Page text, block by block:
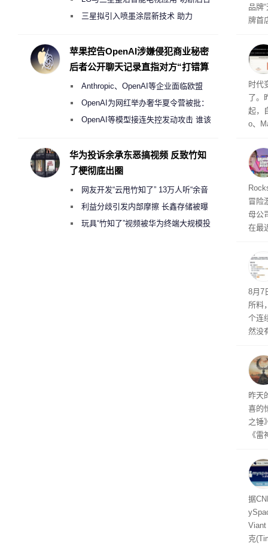
品牌
牌首
者
与西
时代
了。
起，
o、
和
命令
起
防御
气将
发效
期
冒险
母公
在最
ss
悄
8月7
所料
个连
然没
有
着——
线
昨天
喜的
之锤
《
ox
出震
据
Viant
克
偷偷共享带宽的违规行为
三星拟引入喷墨涂层新技术 助力
度
苹果控告OpenAI涉嫌侵犯商业秘密
后者公开聊天记录直指对方“打错算
Anthropic、OpenAI等企业面临欧盟
《人工智能法案》全新执法权限审查
OpenAI为网红举办奢华夏令营被批：
2000美元一晚 遭讽“反乌托邦”
OpenAI等模型接连失控发动攻击 谁该
华为投诉余承东恶搞视频 反致竹知
了梗彻底出圈
网友开发“云甩竹知了” 13万人听“余音
绕梁”利益分歧引发内部摩擦 长鑫存储被曝
曾将华为驻场工程师驱逐出研发基地
玩具“竹知了”视频被华为终端大规模投